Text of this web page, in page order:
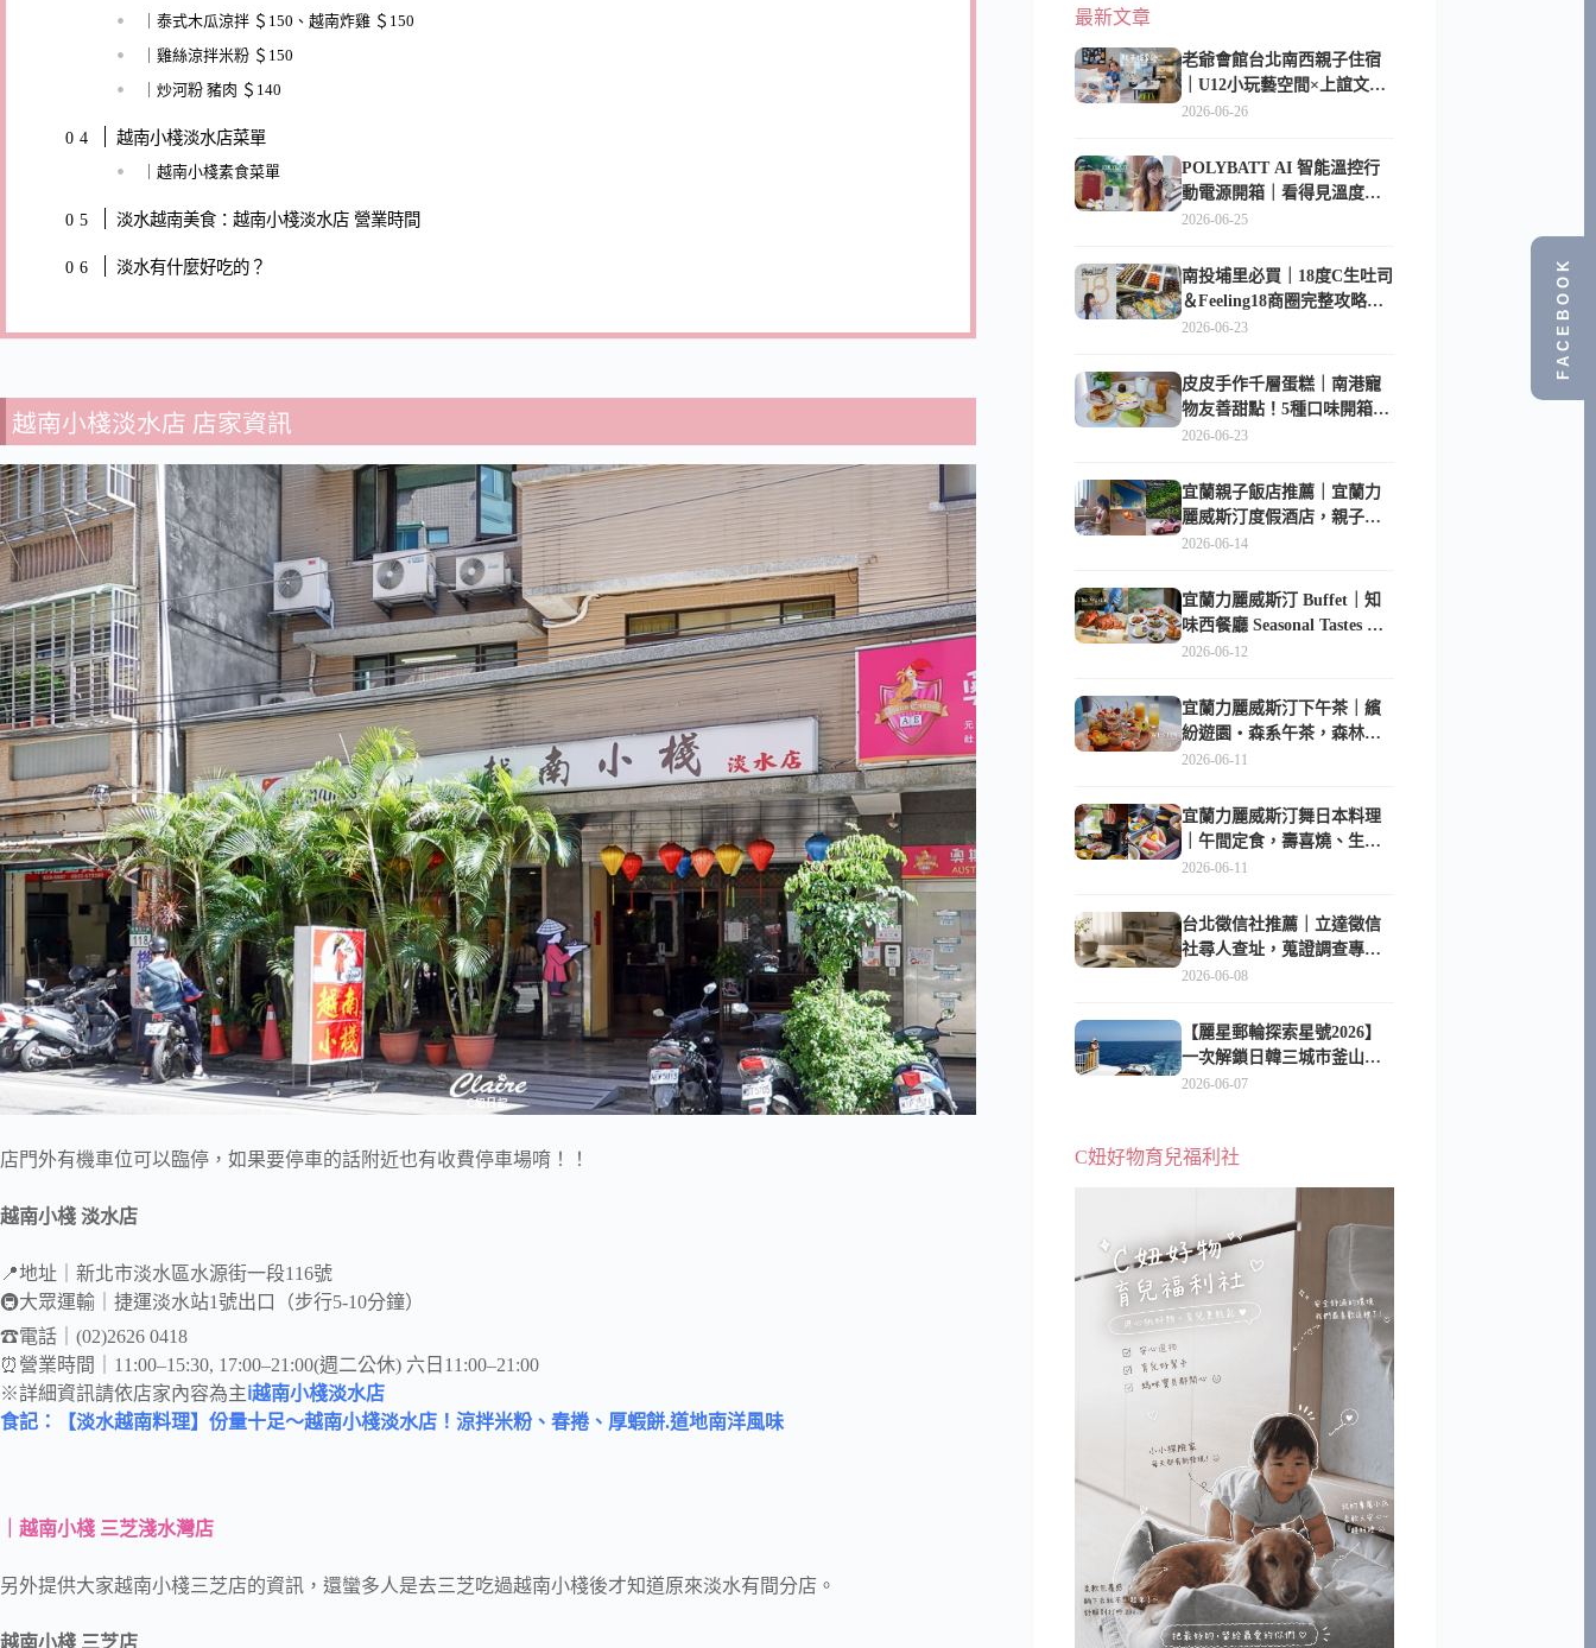
｜泰式木瓜涼拌 ＄150、越南炸雞 ＄150
｜雞絲涼拌米粉 ＄150
｜炒河粉 豬肉 ＄140
越南小棧淡水店菜單
｜越南小棧素食菜單
淡水越南美食：越南小棧淡水店 營業時間
淡水有什麼好吃的？
越南小棧淡水店 店家資訊
店門外有機車位可以臨停，如果要停車的話附近也有收費停車場唷！！
越南小棧 淡水店
📍地址｜新北市淡水區水源街一段116號
🚇大眾運輸｜捷運淡水站1號出口（步行5-10分鐘）
☎電話｜(02)2626 0418
⏰營業時間｜11:00–15:30, 17:00–21:00(週二公休) 六日11:00–21:00
※詳細資訊請依店家內容為主ℹ越南小棧淡水店
食記：【淡水越南料理】份量十足～越南小棧淡水店！涼拌米粉、春捲、厚蝦餅.道地南洋風味
｜越南小棧 三芝淺水灣店
另外提供大家越南小棧三芝店的資訊，還蠻多人是去三芝吃過越南小棧後才知道原來淡水有間分店。
越南小棧 三芝店
最新文章
老爺會館台北南西親子住宿
｜U12小玩藝空間×上誼文
化，暑假帶孩子這樣玩
2026-06-26
POLYBATT AI 智能溫控行
動電源開箱｜看得見溫度與
電量，外出更安心的
2026-06-25
南投埔里必買｜18度C生吐司
＆Feeling18商圈完整攻略，
在地人帶路這樣逛
2026-06-23
皮皮手作千層蛋糕｜南港寵
物友善甜點！5種口味開箱，
比Lady M便宜一半的台北隱
2026-06-23
宜蘭親子飯店推薦｜宜蘭力
麗威斯汀度假酒店，親子
房、Buffet、泳池、兒童俱樂
2026-06-14
宜蘭力麗威斯汀 Buffet｜知
味西餐廳 Seasonal Tastes 晚
餐早餐吃什麼？
2026-06-12
宜蘭力麗威斯汀下午茶｜繽
紛遊園・森系午茶，森林系
甜點超好拍
2026-06-11
宜蘭力麗威斯汀舞日本料理
｜午間定食，壽喜燒、生魚
片與日式包廂空間
2026-06-11
台北徵信社推薦｜立達徵信
社尋人查址，蒐證調查專家
陪你找回失聯的家人
2026-06-08
【麗星郵輪探索星號2026】
一次解鎖日韓三城市釜山、
長崎、那霸｜餐點升級、表
2026-06-07
C妞好物育兒福利社
FACEBOOK